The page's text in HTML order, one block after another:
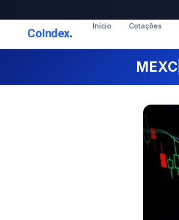
CoIndex. Início Cotações
MEXC